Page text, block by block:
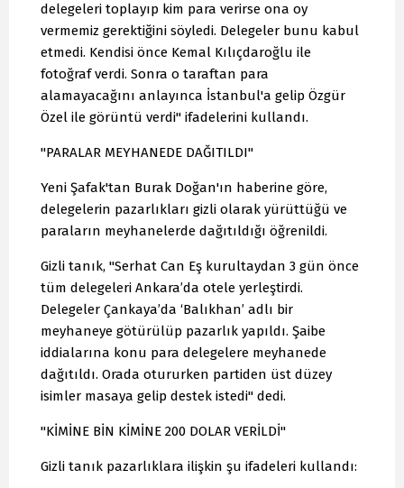
delegeleri toplayıp kim para verirse ona oy
vermemiz gerektiğini söyledi. Delegeler bunu kabul
etmedi. Kendisi önce Kemal Kılıçdaroğlu ile
fotoğraf verdi. Sonra o taraftan para
alamayacağını anlayınca İstanbul'a gelip Özgür
Özel ile görüntü verdi" ifadelerini kullandı.
"PARALAR MEYHANEDE DAĞITILDI"
Yeni Şafak'tan Burak Doğan'ın haberine göre,
delegelerin pazarlıkları gizli olarak yürüttüğü ve
paraların meyhanelerde dağıtıldığı öğrenildi.
Gizli tanık, "Serhat Can Eş kurultaydan 3 gün önce
tüm delegeleri Ankara’da otele yerleştirdi.
Delegeler Çankaya’da ‘Balıkhan’ adlı bir
meyhaneye götürülüp pazarlık yapıldı. Şaibe
iddialarına konu para delegelere meyhanede
dağıtıldı. Orada otururken partiden üst düzey
isimler masaya gelip destek istedi" dedi.
"KİMİNE BİN KİMİNE 200 DOLAR VERİLDİ"
Gizli tanık pazarlıklara ilişkin şu ifadeleri kullandı: